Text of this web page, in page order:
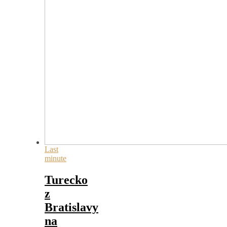
Last
minute
Turecko
z
Bratislavy
na